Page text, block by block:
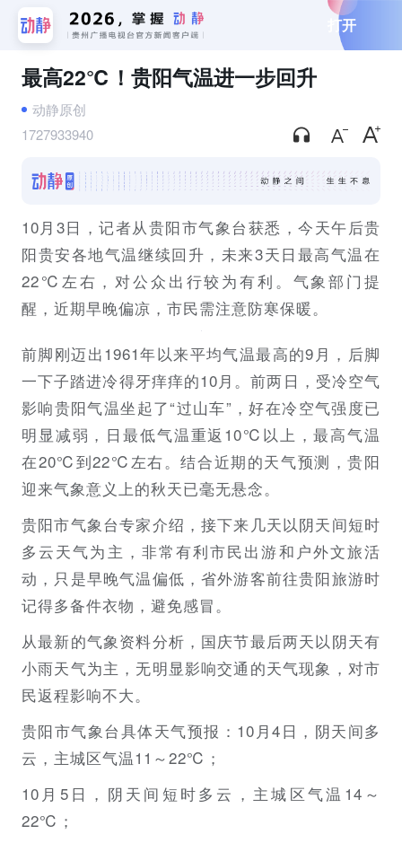
打开
最高22℃！贵阳气温进一步回升
动静原创
1727933940
10月3日，记者从贵阳市气象台获悉，今天午后贵
阳贵安各地气温继续回升，未来3天日最高气温在
22℃左右，对公众出行较为有利。气象部门提
醒，近期早晚偏凉，市民需注意防寒保暖。
前脚刚迈出1961年以来平均气温最高的9月，后脚
一下子踏进冷得牙痒痒的10月。前两日，受冷空气
影响贵阳气温坐起了“过山车”，好在冷空气强度已
明显减弱，日最低气温重返10℃以上，最高气温
在20℃到22℃左右。结合近期的天气预测，贵阳
迎来气象意义上的秋天已毫无悬念。
贵阳市气象台专家介绍，接下来几天以阴天间短时
多云天气为主，非常有利市民出游和户外文旅活
动，只是早晚气温偏低，省外游客前往贵阳旅游时
记得多备件衣物，避免感冒。
从最新的气象资料分析，国庆节最后两天以阴天有
小雨天气为主，无明显影响交通的天气现象，对市
民返程影响不大。
贵阳市气象台具体天气预报：10月4日，阴天间多
云，主城区气温11～22℃；
10月5日，阴天间短时多云，主城区气温14～
22℃；